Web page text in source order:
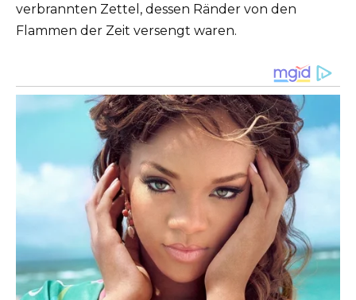
verbrannten Zettel, dessen Ränder von den
Flammen der Zeit versengt waren.